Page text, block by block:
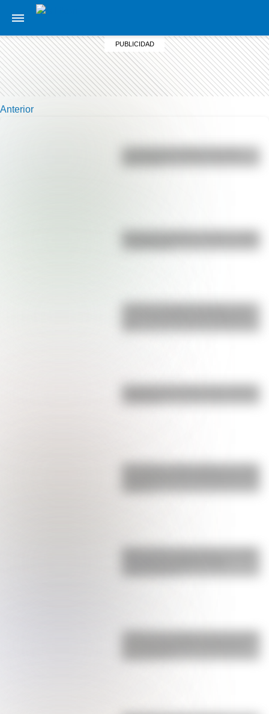
Anterior
Bandera de Bolivia: historia, origen
Castillo de Rafael Obligado, una
Bandera de Ecuador para colorear
San Martín y Simón Bolívar: así fue
Buenos Aires al principio del siglo
¿Sabías que Argentina tuvo la torre